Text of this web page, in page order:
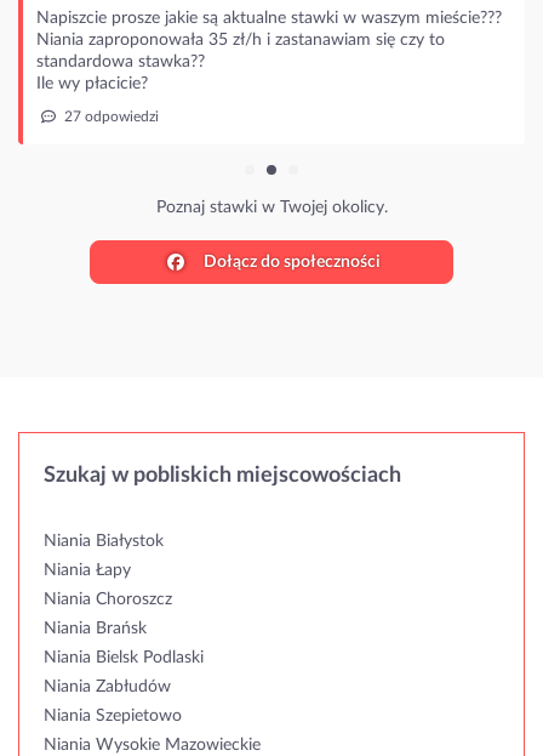
Napiszcie prosze jakie są aktualne stawki w waszym mieście???
Niania zaproponowała 35 zł/h i zastanawiam się czy to
standardowa stawka??
Ile wy płacicie?
27 odpowiedzi
Poznaj stawki w Twojej okolicy.
Dołącz do społeczności
Szukaj w pobliskich miejscowościach
Niania Białystok
Niania Łapy
Niania Choroszcz
Niania Brańsk
Niania Bielsk Podlaski
Niania Zabłudów
Niania Szepietowo
Niania Wysokie Mazowieckie